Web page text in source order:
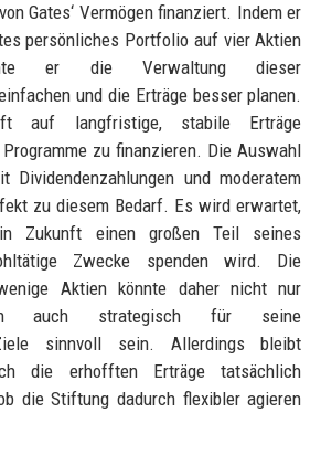
Gates‘ Vermögen finanziert. Indem er
persönliches Portfolio auf vier Aktien
er die Verwaltung dieser
und die Erträge besser planen.
auf langfristige, stabile Erträge
zu finanzieren. Die Auswahl
Dividendenzahlungen und moderatem
zu diesem Bedarf. Es wird erwartet,
Zukunft einen großen Teil seines
Zwecke spenden wird. Die
Aktien könnte daher nicht nur
auch strategisch für seine
sinnvoll sein. Allerdings bleibt
die erhofften Erträge tatsächlich
die Stiftung dadurch flexibler agieren